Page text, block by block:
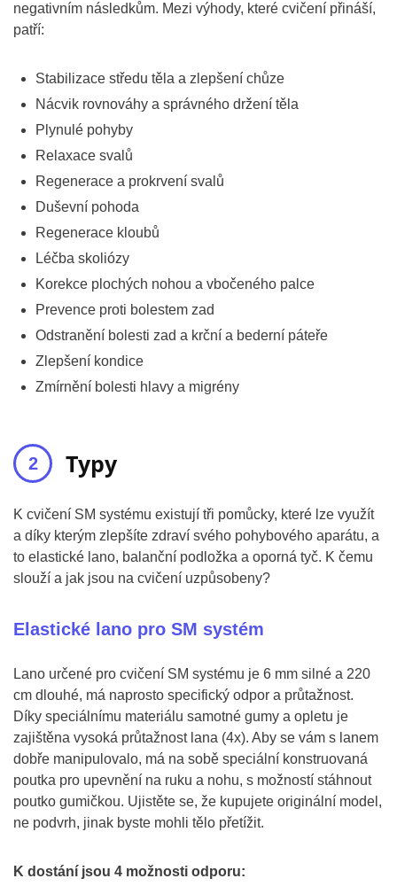
negativním následkům. Mezi výhody, které cvičení přináší,
patří:
Stabilizace středu těla a zlepšení chůze
Nácvik rovnováhy a správného držení těla
Plynulé pohyby
Relaxace svalů
Regenerace a prokrvení svalů
Duševní pohoda
Regenerace kloubů
Léčba skoliózy
Korekce plochých nohou a vbočeného palce
Prevence proti bolestem zad
Odstranění bolesti zad a krční a bederní páteře
Zlepšení kondice
Zmírnění bolesti hlavy a migrény
Typy
K cvičení SM systému existují tři pomůcky, které lze využít
a díky kterým zlepšíte zdraví svého pohybového aparátu, a
to elastické lano, balanční podložka a oporná tyč. K čemu
slouží a jak jsou na cvičení uzpůsobeny?
Elastické lano pro SM systém
Lano určené pro cvičení SM systému je 6 mm silné a 220
cm dlouhé, má naprosto specifický odpor a průtažnost.
Díky speciálnímu materiálu samotné gumy a opletu je
zajištěna vysoká průtažnost lana (4x). Aby se vám s lanem
dobře manipulovalo, má na sobě speciální konstruovaná
poutka pro upevnění na ruku a nohu, s možností stáhnout
poutko gumičkou. Ujistěte se, že kupujete originální model,
ne podvrh, jinak byste mohli tělo přetížit.
K dostání jsou 4 možnosti odporu: